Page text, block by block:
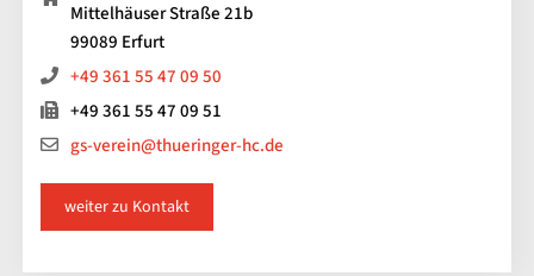
Mittelhäuser Straße 21b
99089 Erfurt
+49 361 55 47 09 50
+49 361 55 47 09 51
gs-verein@thueringer-hc.de
weiter zu Kontakt